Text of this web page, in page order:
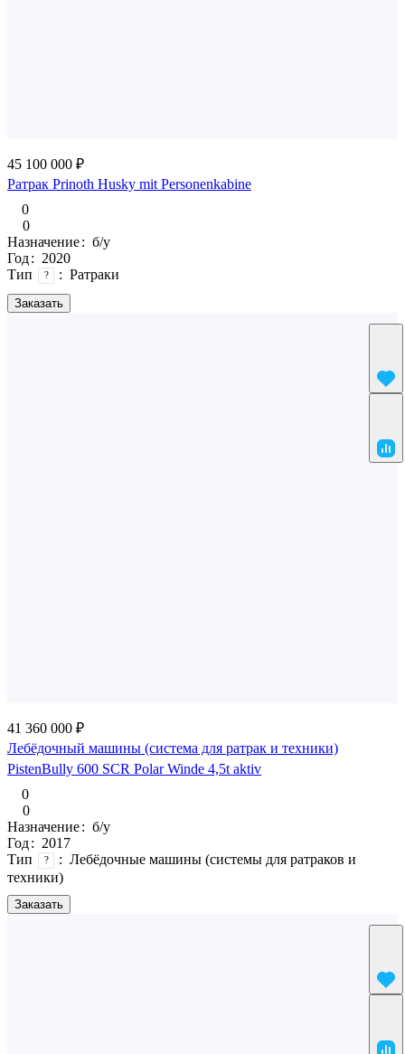
45 100 000 ₽
Ратрак Prinoth Husky mit Personenkabine
0
0
Заказать
Назначение: б/у
Год: 2020
Тип
? : Ратраки
41 360 000 ₽
Лебёдочный машины (система для ратрак и техники)
PistenBully 600 SCR Polar Winde 4,5t aktiv
0
0
Заказать
Назначение: б/у
Год: 2017
Тип
? : Лебёдочные машины (системы для ратраков и
техники)